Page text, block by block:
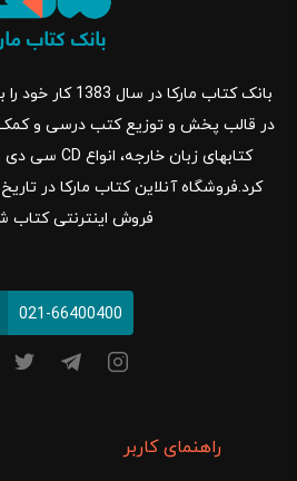
بانک کتاب مارکا
در قالب پخش و توزیع کتب درسی و
فروش اینترنتی کتاب
021-66400400
راهنمای کاربر